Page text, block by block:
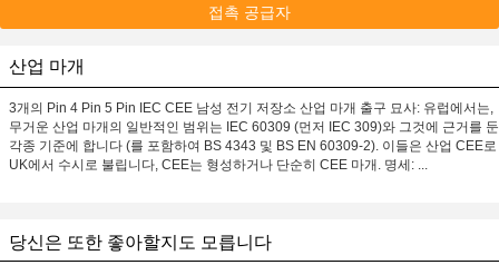
접촉 공급자
산업 마개
3개의 Pin 4 Pin 5 Pin IEC CEE 남성 전기 저장소 산업 마개 출구 묘사: 유럽에서는,
무거운 산업 마개의 일반적인 범위는 IEC 60309 (먼저 IEC 309)와 그것에 근거를 둔
각종 기준에 합니다 (를 포함하여 BS 4343 및 BS EN 60309-2). 이들은 산업 CEE로
UK에서 수시로 불립니다, CEE는 형성하거나 단순히 CEE 마개. 명세: ...
당신은 또한 좋아할지도 모릅니다